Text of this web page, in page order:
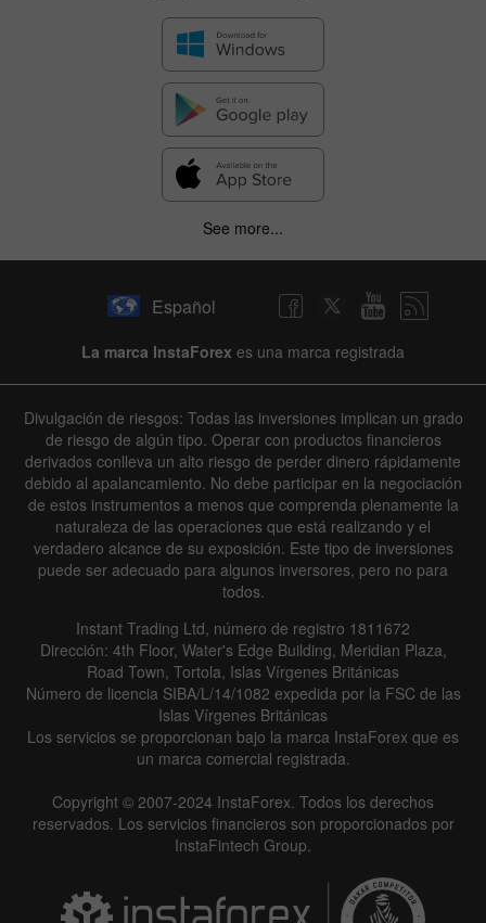
See more...
Español
La marca InstaForex es una marca registrada
Divulgación de riesgos: Todas las inversiones implican un grado
de riesgo de algún tipo. Operar con productos financieros
derivados conlleva un alto riesgo de perder dinero rápidamente
debido al apalancamiento. No debe participar en la negociación
de estos instrumentos a menos que comprenda plenamente la
naturaleza de las operaciones que está realizando y el
verdadero alcance de su exposición. Este tipo de inversiones
puede ser adecuado para algunos inversores, pero no para
todos.
Instant Trading Ltd, número de registro 1811672
Dirección: 4th Floor, Water's Edge Building, Meridian Plaza,
Road Town, Tortola, Islas Vírgenes Británicas
Número de licencia SIBA/L/14/1082 expedida por la FSC de las
Islas Vírgenes Británicas
Los servicios se proporcionan bajo la marca InstaForex que es
un marca comercial registrada.
Copyright © 2007-2024 InstaForex. Todos los derechos
reservados. Los servicios financieros son proporcionados por
InstaFintech Group.